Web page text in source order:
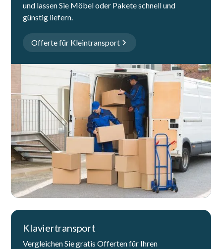
und lassen Sie Möbel oder Pakete schnell und
günstig liefern.
Offerte für Kleintransport
Klaviertransport
Vergleichen Sie gratis Offerten für Ihren